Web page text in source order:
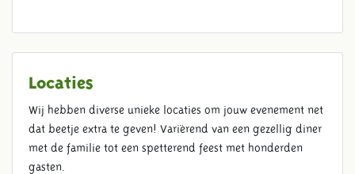
Locaties
Wij hebben diverse unieke locaties om jouw evenement net
dat beetje extra te geven! Variërend van een gezellig diner
met de familie tot een spetterend feest met honderden
gasten.